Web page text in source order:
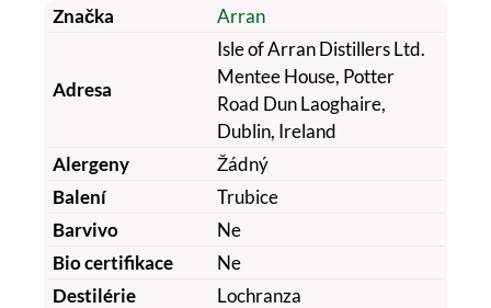
Značka Arran
Adresa
Isle of Arran Distillers Ltd.
Mentee House, Potter
Road Dun Laoghaire,
Dublin, Ireland
Alergeny
Žádný
Balení
Trubice
Barvivo
Ne
Bio certifikace
Ne
Destilérie
Lochranza